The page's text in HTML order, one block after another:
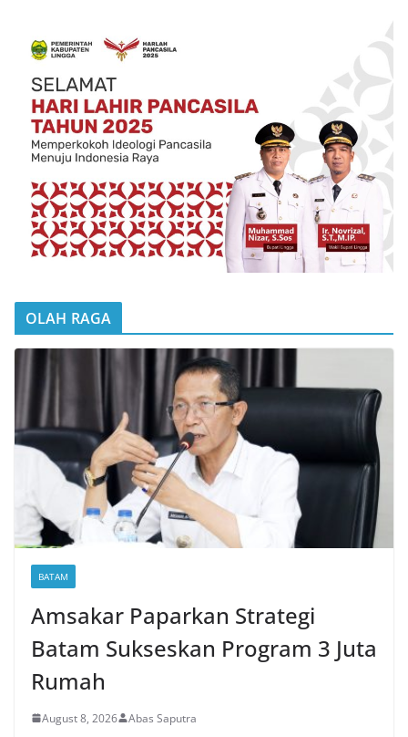
OLAH RAGA
BATAM
Amsakar Paparkan Strategi
Batam Sukseskan Program 3 Juta
Rumah
August 8, 2026 Abas Saputra